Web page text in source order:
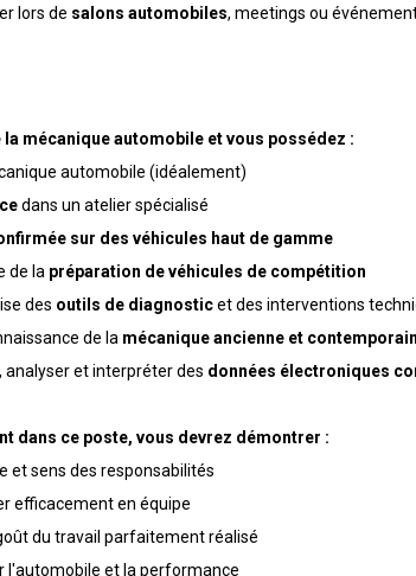
lors de salons automobiles, meetings ou
la mécanique automobile et vous possédez :
automobile (idéalement)
dans un atelier spécialisé
sur des véhicules haut de gamme
de la préparation de véhicules de compétition
des outils de diagnosticet des interventions
de la mécanique ancienne et
analyser et interpréter des données électroniques
dans ce poste, vous devrez démontrer :
et sens des responsabilités
efficacement en équipe
du travail parfaitement réalisé
l'automobile et la performance